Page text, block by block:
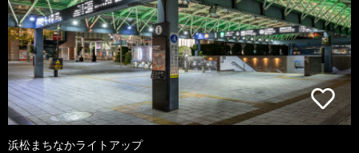
浜松まちなかライトアップ